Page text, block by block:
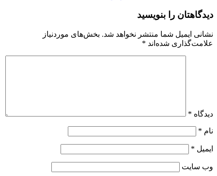
دیدگاهتان را بنویسید
نشانی ایمیل شما منتشر نخواهد شد. بخش‌های موردنیاز
علامت‌گذاری شده‌اند *
دیدگاه *
نام *
ایمیل *
وب‌ سایت